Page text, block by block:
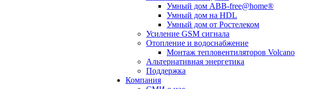
Умный дом ABB-free@home®
Умный дом на HDL
Умный дом от Ростелеком
Усиление GSM сигнала
Отопление и водоснабжение
Монтаж тепловентиляторов Volcano
Альтернативная энергетика
Поддержка
Компания